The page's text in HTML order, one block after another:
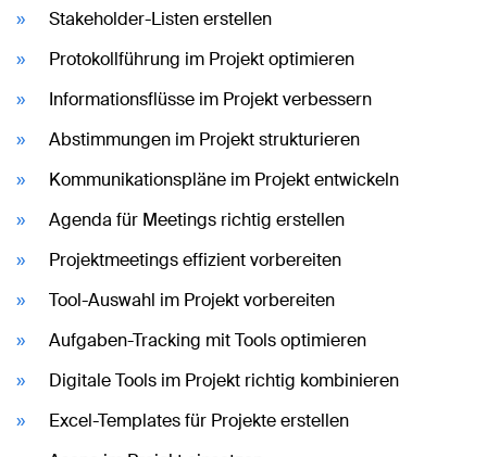
Stakeholder-Listen erstellen
Protokollführung im Projekt optimieren
Informationsflüsse im Projekt verbessern
Abstimmungen im Projekt strukturieren
Kommunikationspläne im Projekt entwickeln
Agenda für Meetings richtig erstellen
Projektmeetings effizient vorbereiten
Tool-Auswahl im Projekt vorbereiten
Aufgaben-Tracking mit Tools optimieren
Digitale Tools im Projekt richtig kombinieren
Excel-Templates für Projekte erstellen